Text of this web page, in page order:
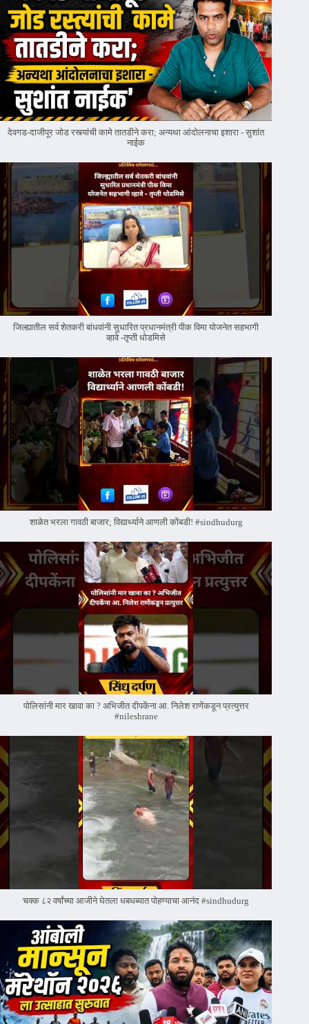
देवगड-दाजीपूर जोड रस्त्यांची कामे तातडीने करा; अन्यथा आंदोलनाचा इशारा - सुशांत
नाईक
जिल्ह्यातील सर्व शेतकरी बांधवांनी सुधारित प्रधानमंत्री पीक विमा योजनेत सहभागी
व्हावे -तृप्ती धोडमिसे
शाळेत भरला गावठी बाजार; विद्यार्थ्याने आणली कोंबडी! #sindhudurg
पोलिसांनी मार खावा का ? अभिजीत दीपकेंना आ. निलेश राणेंकडून प्रत्युत्तर
#nileshrane
चक्क ८२ वर्षांच्या आजीने घेतला धबधब्यात पोहण्याचा आनंद #sindhudurg